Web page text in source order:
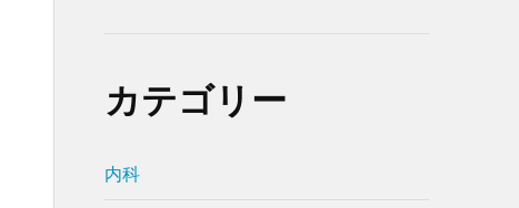
カテゴリー
内科